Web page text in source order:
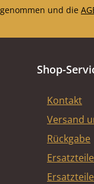
und die
Shop-
Kontakt
Versand
Rückgabe